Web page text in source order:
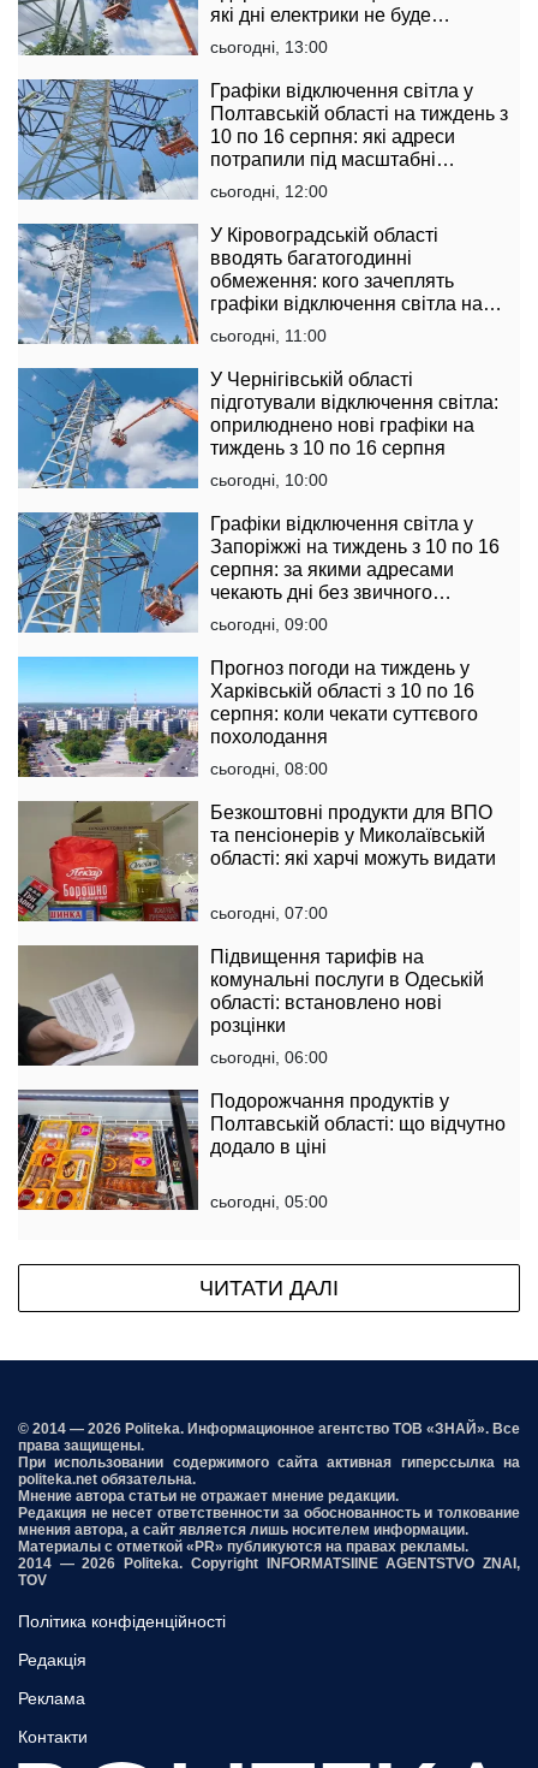
які дні електрики не буде
найдовше
сьогодні, 13:00
Графіки відключення світла у
Полтавській області на тиждень з
10 по 16 серпня: які адреси
потрапили під масштабні
обмеження
сьогодні, 12:00
У Кіровоградській області
вводять багатогодинні
обмеження: кого зачеплять
графіки відключення світла на
тиждень з 10 по 16 серпня
сьогодні, 11:00
У Чернігівській області
підготували відключення світла:
оприлюднено нові графіки на
тиждень з 10 по 16 серпня
сьогодні, 10:00
Графіки відключення світла у
Запоріжжі на тиждень з 10 по 16
серпня: за якими адресами
чекають дні без звичного
комфорту
сьогодні, 09:00
Прогноз погоди на тиждень у
Харківській області з 10 по 16
серпня: коли чекати суттєвого
похолодання
сьогодні, 08:00
Безкоштовні продукти для ВПО
та пенсіонерів у Миколаївській
області: які харчі можуть видати
сьогодні, 07:00
Підвищення тарифів на
комунальні послуги в Одеській
області: встановлено нові
розцінки
сьогодні, 06:00
Подорожчання продуктів у
Полтавській області: що відчутно
додало в ціні
сьогодні, 05:00
ЧИТАТИ ДАЛІ
© 2014 — 2026 Politeka. Информационное агентство ТОВ «ЗНАЙ». Все
права защищены.
При использовании содержимого сайта активная гиперссылка на
politeka.net обязательна.
Мнение автора статьи не отражает мнение редакции.
Редакция не несет ответственности за обоснованность и толкование
мнения автора, а сайт является лишь носителем информации.
Материалы с отметкой «PR» публикуются на правах рекламы.
2014 — 2026 Politeka. Copyright INFORMATSIINE AGENTSTVO ZNAI,
TOV
Політика конфіденційності
Редакція
Реклама
Контакти